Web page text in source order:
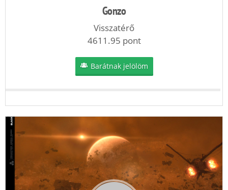
Gonzo
Visszatérő
4611.95 pont
Barátnak jelölöm